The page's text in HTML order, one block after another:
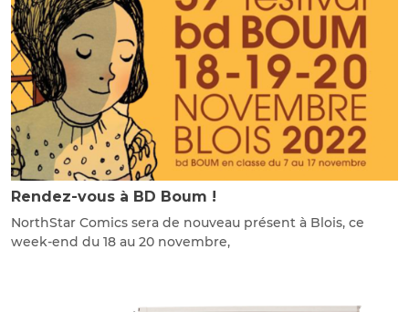
Rendez-vous à BD Boum !
NorthStar Comics sera de nouveau présent à Blois, ce
week-end du 18 au 20 novembre,